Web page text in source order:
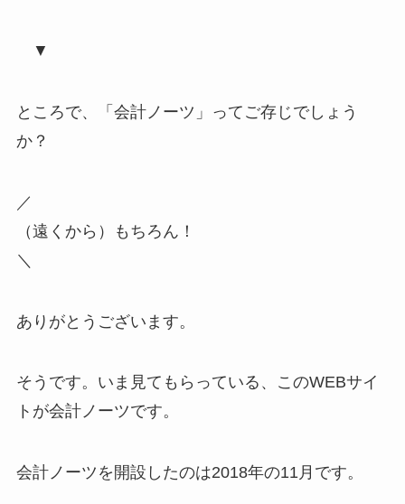
▼
ところで、「会計ノーツ」ってご存じでしょう
か？
／
（遠くから）もちろん！
＼
ありがとうございます。
そうです。 いま見てもらっている、このWEBサイ
トが会計ノーツです。
会計ノーツを開設したのは2018年の11月です。